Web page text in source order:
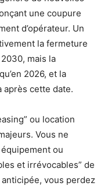
une coupure
d’opérateur. Un
la fermeture
mais la
2026, et la
cette date.
ou location
Vous ne
ou
et irrévocables” de
vous perdez